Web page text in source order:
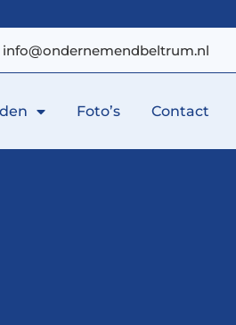
info@ondernemendbeltrum.nl
Foto’s Contact